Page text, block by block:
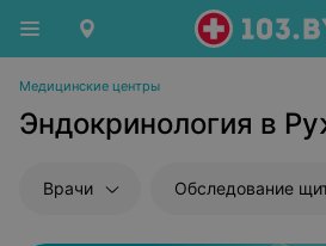
Медицинские центры
Эндокринология в
Врачи